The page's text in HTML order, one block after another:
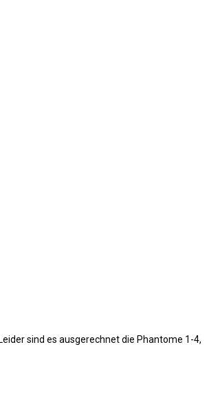
sind es ausgerechnet die Phantome 1-4,